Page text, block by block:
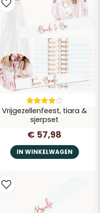
Vrijgezellenfeest, tiara &
sjerpset
€ 57,98
IN WINKELWAGEN